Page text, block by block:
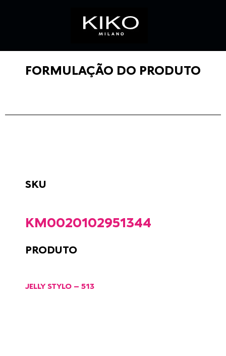
FORMULAÇÃO DO PRODUTO
SKU
KM0020102951344
PRODUTO
JELLY STYLO – 513